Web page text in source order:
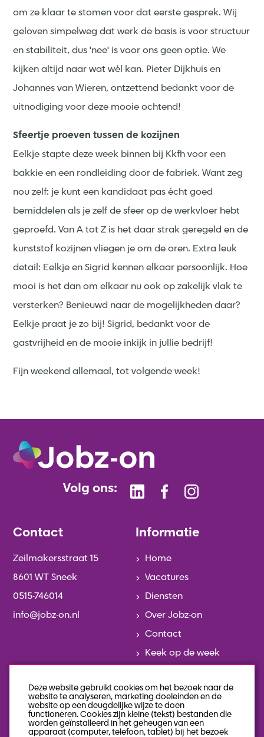
om ze klaar te stomen voor dat eerste gesprek. Wij
geloven simpelweg dat werk de basis is voor structuur
en stabiliteit, dus 'nee' is voor ons geen optie. We
kijken altijd naar wat wél kan. Pieter Dijkhuis en
Johannes van Wieren, ontzettend bedankt voor de
uitnodiging voor deze mooie ochtend!
Sfeertje proeven tussen de kozijnen
Eelkje stapte deze week binnen bij Kkfh voor een
bakkie en een rondleiding door de fabriek. Want zeg
nou zelf: je kunt een kandidaat pas écht goed
bemiddelen als je zelf de sfeer op de werkvloer hebt
geproefd. Van A tot Z is het daar strak geregeld en de
kunststof kozijnen vliegen je om de oren. Extra leuk
detail: Eelkje en Sigrid kennen elkaar persoonlijk. Hoe
mooi is het dan om elkaar nu ook op zakelijk vlak te
versterken? Benieuwd naar de mogelijkheden daar?
Eelkje praat je zo bij! Sigrid, bedankt voor de
gastvrijheid en de mooie inkijk in jullie bedrijf!
Fijn weekend allemaal, tot volgende week!
Volg ons:
Contact
Zeilmakersstraat 15
8601 WT Sneek
0515-746014
info@jobz-on.nl
Informatie
Home
Vacatures
Diensten
Over Jobz-on
Contact
Keek op de week
Team
Geschiedenis
Veelgestelde vragen
Deze website gebruikt cookies om het bezoek naar de
website te analyseren, marketing doeleinden en de
website op een deugdelijke wijze te doen
functioneren. Cookies zijn kleine (tekst) bestanden die
worden geïnstalleerd in het geheugen van een
apparaat (computer, telefoon, tablet) bij het bezoek